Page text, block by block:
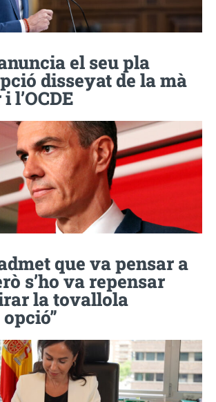
el seu pla
disseyat de la mà
l’OCDE
que va pensar a
s’ho va repensar
la tovallola